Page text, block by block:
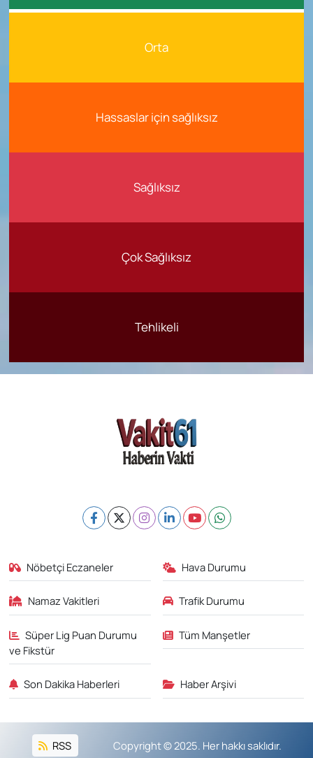
Orta
Hassaslar için sağlıksız
Sağlıksız
Çok Sağlıksız
Tehlikeli
Nöbetçi Eczaneler Hava Durumu
Namaz Vakitleri Trafik Durumu
Süper Lig Puan Durumu
ve Fikstür
Tüm Manşetler
Son Dakika Haberleri Haber Arşivi
RSS Copyright © 2025. Her hakkı saklıdır.